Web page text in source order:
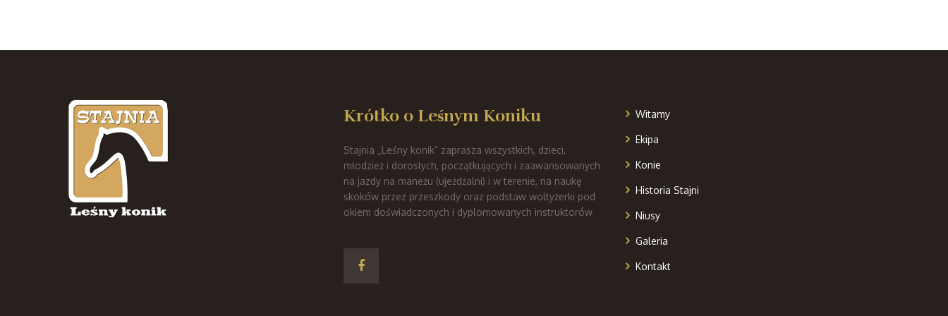
Krótko o Leśnym Koniku
Stajnia „Leśny konik” zaprasza wszystkich, dzieci,
młodzież i dorosłych, początkujących i zaawansowanych
na jazdy na maneżu (ujeżdżalni) i w terenie, na naukę
skoków przez przeszkody oraz podstaw woltyżerki pod
okiem doświadczonych i dyplomowanych instruktorów
Witamy
Ekipa
Konie
Historia Stajni
Niusy
Galeria
Kontakt